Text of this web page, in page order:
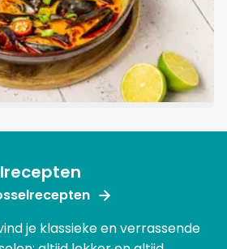
je klassieke en verrassende